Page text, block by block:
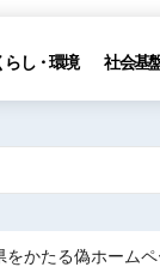
らし・環境 社会基
をかたる偽ホーム